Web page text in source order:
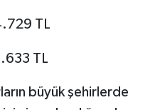
TL
TL
büyük şehirlerde